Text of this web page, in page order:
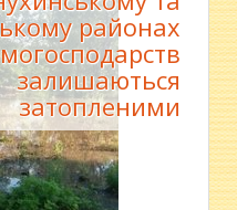
районах
залишаються
затопленими